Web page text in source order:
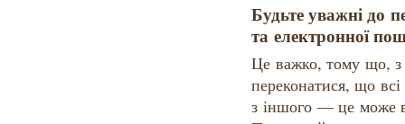
Будьте уважні до
та електронної
Це важко, тому що, з
переконатися, що
з іншого — це може